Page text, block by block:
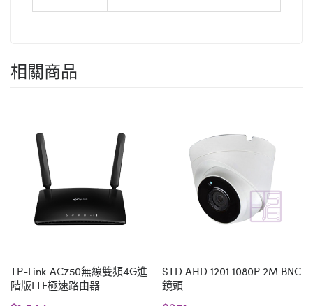
相關商品
TP-Link AC750無線雙頻4G進
階版LTE極速路由器
STD AHD 1201 1080P 2M BNC
鏡頭